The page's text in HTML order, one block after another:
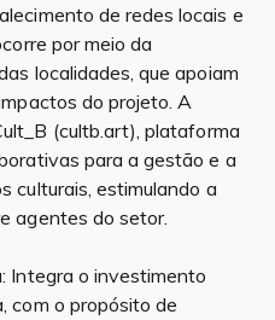
de redes locais e
por meio da
localidades, que apoiam
do projeto. A
(cultb.art), plataforma
para a gestão e a
culturais, estimulando a
agentes do setor.
Integra o investimento
com o propósito de